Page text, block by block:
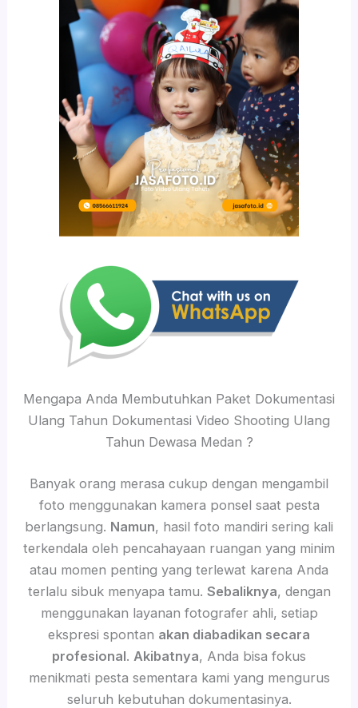
Mengapa Anda Membutuhkan Paket Dokumentasi
Ulang Tahun Dokumentasi Video Shooting Ulang
Tahun Dewasa Medan ?
Banyak orang merasa cukup dengan mengambil
foto menggunakan kamera ponsel saat pesta
berlangsung. Namun, hasil foto mandiri sering kali
terkendala oleh pencahayaan ruangan yang minim
atau momen penting yang terlewat karena Anda
terlalu sibuk menyapa tamu. Sebaliknya, dengan
menggunakan layanan fotografer ahli, setiap
ekspresi spontan akan diabadikan secara
profesional. Akibatnya, Anda bisa fokus
menikmati pesta sementara kami yang mengurus
seluruh kebutuhan dokumentasinya.